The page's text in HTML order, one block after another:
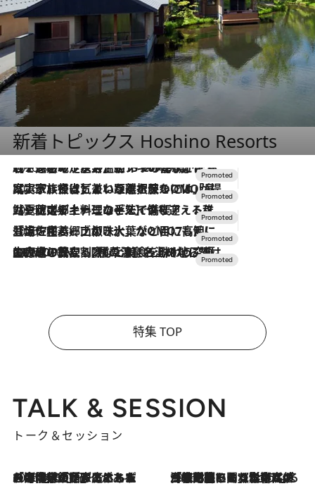
新着トピックス Hoshino Resorts
2026.8.7
【トンボの足水浴】ヒノキの香りに包まれて涼感マックス！約13℃の湧水かけ流しを避暑地「星野温泉 トンボの湯」で体験
2026.7.31
【ホテル帰省】という選択肢をOMOが提案。家族とほどよい距離を保つには「昼は実家、夜は気兼ねなくホテルで！」
2026.7.24
【夏限定ディナーコース】旬を迎える稚鮎や花ズッキーニなどをイタリア・トスカーナの郷土料理の手法で満喫！
2026.7.17
「土佐和ハーブかき氷」がOMO7高知に登場！生姜、山椒、大葉など目にも舌にも涼を呼ぶ郷土の味
2026.7.10
NEW OPEN！【界 草津】名湯の地に誕生。趣の異なる2種の温泉と上州ならではの会席・蕎麦割烹など美食を味わう究極の癒やし旅
特集 TOP
TALK & SESSION
トーク＆セッション
2026.8.3
「今後値上げがあるとすれば…」「リスクがあるのは今年の冬」エネルギー専門家が語る、ホルムズ海峡封鎖が家庭にもたらす“ある心配” 2026.8.3
「住宅建てられない…」「サーチャージ料の高値が続いている」ホルムズ海峡封鎖による影響はいつまで続く？《エネルギー専門家に聞く“どうなる日本の暮らし”》